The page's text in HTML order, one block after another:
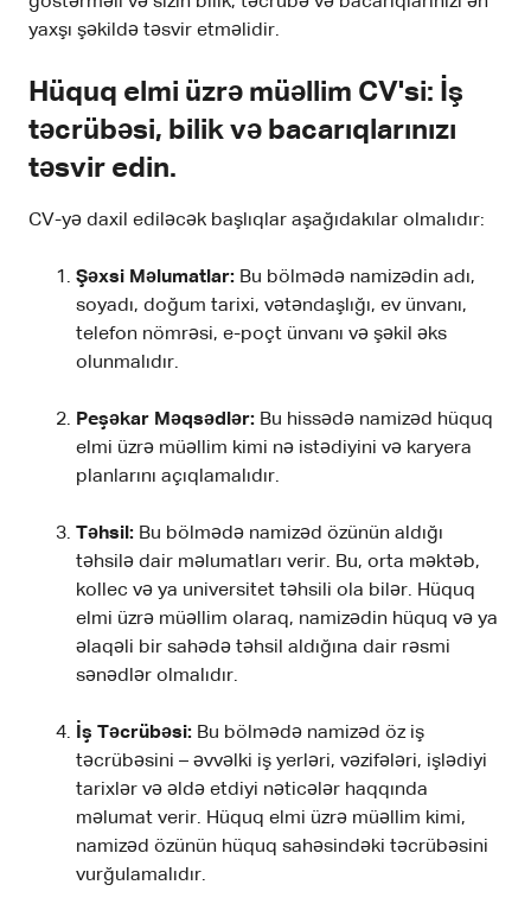
yaxşı şəkildə təsvir etməlidir.
Hüquq elmi üzrə müəllim CV'si: İş
təcrübəsi, bilik və bacarıqlarınızı
təsvir edin.
CV-yə daxil ediləcək başlıqlar aşağıdakılar olmalıdır:
Şəxsi Məlumatlar: Bu bölmədə namizədin adı,
soyadı, doğum tarixi, vətəndaşlığı, ev ünvanı,
telefon nömrəsi, e-poçt ünvanı və şəkil əks
olunmalıdır.
Peşəkar Məqsədlər: Bu hissədə namizəd hüquq
elmi üzrə müəllim kimi nə istədiyini və karyera
planlarını açıqlamalıdır.
Təhsil: Bu bölmədə namizəd özünün aldığı
təhsilə dair məlumatları verir. Bu, orta məktəb,
kollec və ya universitet təhsili ola bilər. Hüquq
elmi üzrə müəllim olaraq, namizədin hüquq və ya
əlaqəli bir sahədə təhsil aldığına dair rəsmi
sənədlər olmalıdır.
İş Təcrübəsi: Bu bölmədə namizəd öz iş
təcrübəsini – əvvəlki iş yerləri, vəzifələri, işlədiyi
tarixlər və əldə etdiyi nəticələr haqqında
məlumat verir. Hüquq elmi üzrə müəllim kimi,
namizəd özünün hüquq sahəsindəki təcrübəsini
vurğulamalıdır.